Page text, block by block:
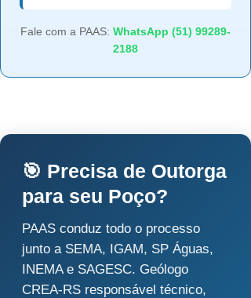
Fale com a PAAS: WhatsApp (51) 99289-
2188
🎯 Precisa de Outorga
para seu Poço?
PAAS conduz todo o processo
junto a SEMA, IGAM, SP Águas,
INEMA e SAGESC. Geólogo
CREA-RS responsável técnico,